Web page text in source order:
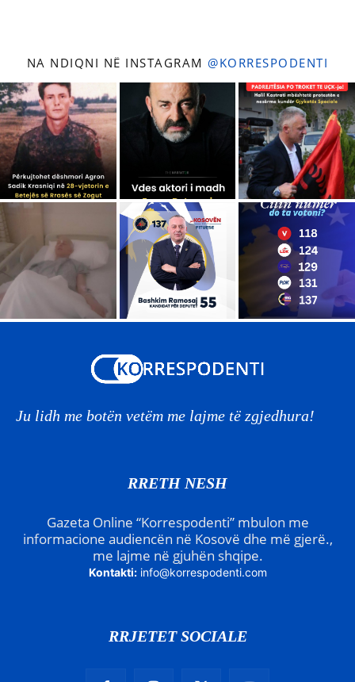
NA NDIQNI NË INSTAGRAM @KORRESPODENTI
Ju lidh me botën vetëm me lajme të zgjedhura!
RRETH NESH
Gazeta Online “Korrespodenti” mbulon me
informacione audiencën në Kosovë dhe më gjerë.,
me lajme në gjuhën shqipe.
Kontakti: info@korrespodenti.com
RRJETET SOCIALE